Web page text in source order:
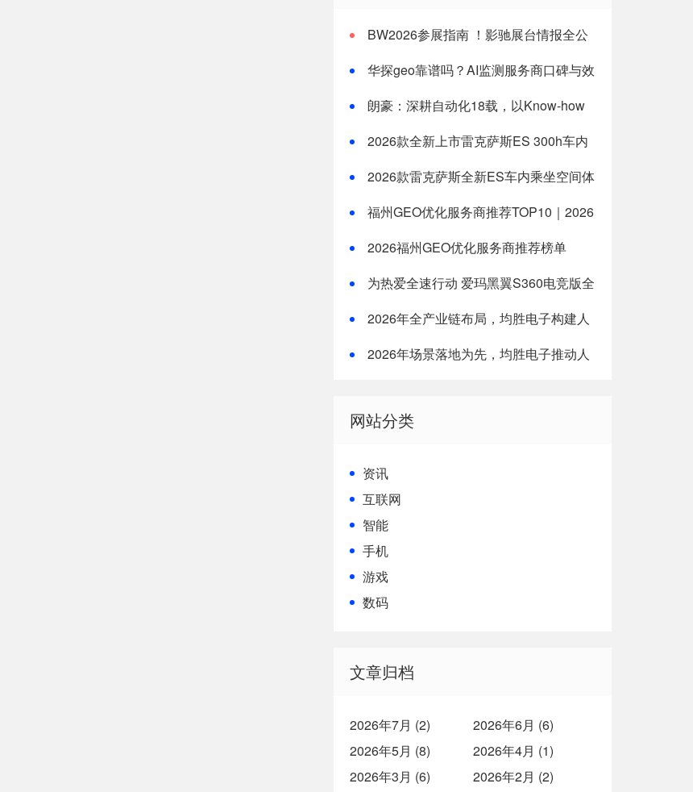
BW2026参展指南 ！影驰展台情报全公
华探geo靠谱吗？AI监测服务商口碑与效
朗豪：深耕自动化18载，以Know-how
2026款全新上市雷克萨斯ES 300h车内
2026款雷克萨斯全新ES车内乘坐空间体
择
福州GEO优化服务商推荐TOP10｜2026
2026福州GEO优化服务商推荐榜单
为热爱全速行动 爱玛黑翼S360电竞版全
2026年全产业链布局，均胜电子构建人
2026年场景落地为先，均胜电子推动人
网站分类
资讯
互联网
智能
手机
游戏
数码
文章归档
2026年7月 (2)
2026年6月 (6)
2026年5月 (8)
2026年4月 (1)
2026年3月 (6)
2026年2月 (2)